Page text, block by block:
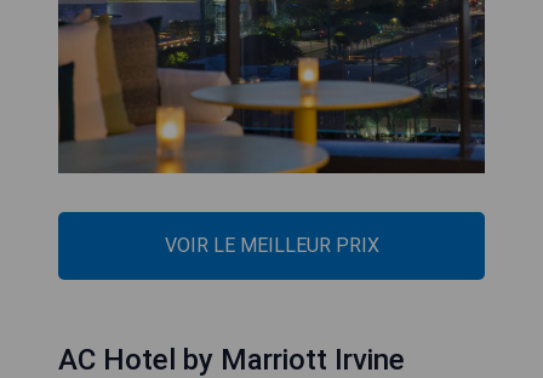
VOIR LE MEILLEUR PRIX
AC Hotel by Marriott Irvine